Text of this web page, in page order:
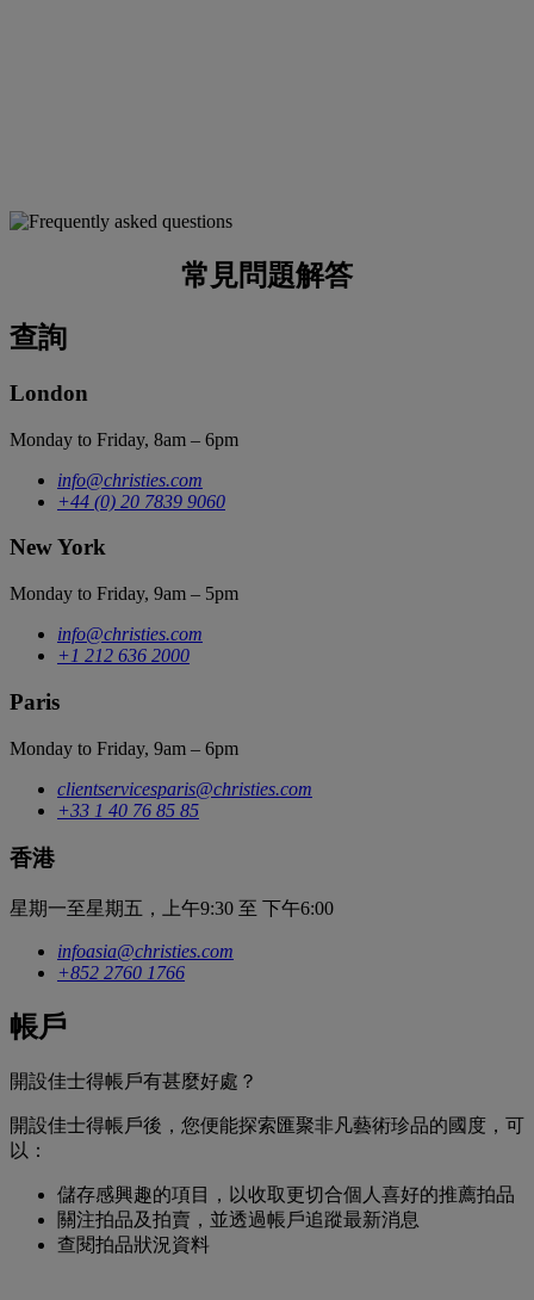
常見問題解答
查詢
London
Monday to Friday, 8am – 6pm
info@christies.com
+44 (0) 20 7839 9060
New York
Monday to Friday, 9am – 5pm
info@christies.com
+1 212 636 2000
Paris
Monday to Friday, 9am – 6pm
clientservicesparis@christies.com
+33 1 40 76 85 85
香港
星期一至星期五，上午9:30 至 下午6:00
infoasia@christies.com
+852 2760 1766
帳戶
開設佳士得帳戶有甚麼好處？
開設佳士得帳戶後，您便能探索匯聚非凡藝術珍品的國度，可
以：
儲存感興趣的項目，以收取更切合個人喜好的推薦拍品
關注拍品及拍賣，並透過帳戶追蹤最新消息
查閱拍品狀況資料